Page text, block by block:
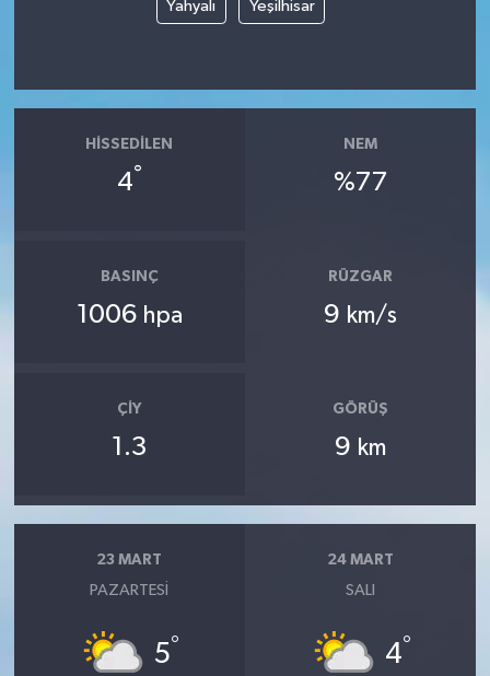
Yahyalı Yeşilhisar
HISSEDILEN
4°
NEM
%77
BASINÇ
1006 hpa
RÜZGAR
9 km/s
ÇIY
1.3
GÖRÜŞ
9 km
23 MART
PAZARTESI
5°
24 MART
SALI
4°